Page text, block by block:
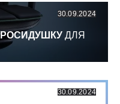
30.09.2024
ДЛЯ
30.09.2024